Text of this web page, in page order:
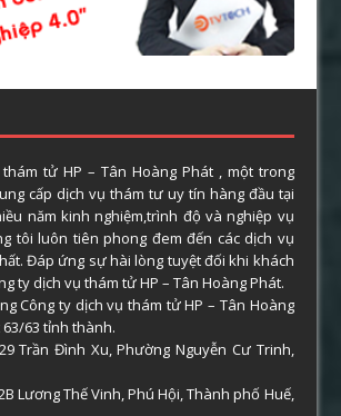
tử HP – Tân Hoàng Phát , một trong
cấp dịch vụ thám tư uy tín hàng đầu tại
năm kinh nghiệm,trình độ và nghiệp vụ
tôi luôn tiên phong đem đến các dịch vụ
Đáp ứng sự hài lòng tuyệt đối khi khách
ty dịch vụ thám tử HP – Tân Hoàng Phát.
Công ty dịch vụ thám tử HP – Tân Hoàng
63 tỉnh thành.
Trần Đình Xu, Phường Nguyễn Cư Trinh,
Lương Thế Vinh, Phú Hội, Thành phố Huế,